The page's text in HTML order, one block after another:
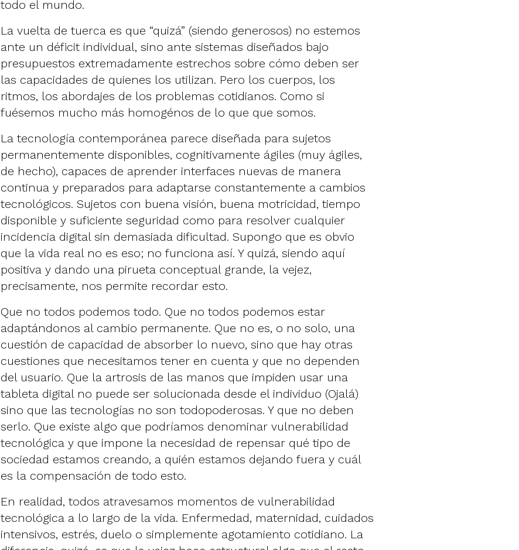
todo el mundo.
La vuelta de tuerca es que “quizá” (siendo generosos) no estemos
ante un déficit individual, sino ante sistemas diseñados bajo
presupuestos extremadamente estrechos sobre cómo deben ser
las capacidades de quienes los utilizan. Pero los cuerpos, los
ritmos, los abordajes de los problemas cotidianos. Como si
fuésemos mucho más homogénos de lo que que somos.
La tecnología contemporánea parece diseñada para sujetos
permanentemente disponibles, cognitivamente ágiles (muy ágiles,
de hecho), capaces de aprender interfaces nuevas de manera
continua y preparados para adaptarse constantemente a cambios
tecnológicos. Sujetos con buena visión, buena motricidad, tiempo
disponible y suficiente seguridad como para resolver cualquier
incidencia digital sin demasiada dificultad. Supongo que es obvio
que la vida real no es eso; no funciona así. Y quizá, siendo aquí
positiva y dando una pirueta conceptual grande, la vejez,
precisamente, nos permite recordar esto.
Que no todos podemos todo. Que no todos podemos estar
adaptándonos al cambio permanente. Que no es, o no solo, una
cuestión de capacidad de absorber lo nuevo, sino que hay otras
cuestiones que necesitamos tener en cuenta y que no dependen
del usuario. Que la artrosis de las manos que impiden usar una
tableta digital no puede ser solucionada desde el individuo (Ojalá)
sino que las tecnologías no son todopoderosas. Y que no deben
serlo. Que existe algo que podríamos denominar vulnerabilidad
tecnológica y que impone la necesidad de repensar qué tipo de
sociedad estamos creando, a quién estamos dejando fuera y cuál
es la compensación de todo esto.
En realidad, todos atravesamos momentos de vulnerabilidad
tecnológica a lo largo de la vida. Enfermedad, maternidad, cuidados
intensivos, estrés, duelo o simplemente agotamiento cotidiano. La